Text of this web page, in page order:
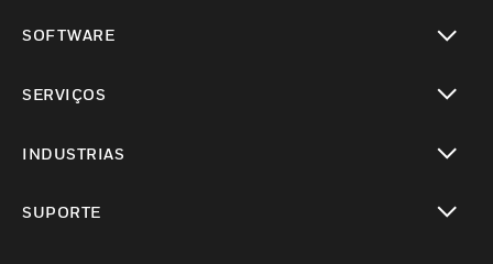
SOFTWARE
SERVIÇOS
INDUSTRIAS
SUPORTE